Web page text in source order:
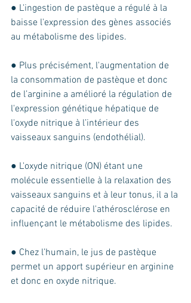
● L'ingestion de pastèque a régulé à la
baisse l'expression des gènes associés
au métabolisme des lipides.
● Plus précisément, l'augmentation de
la consommation de pastèque et donc
de l’arginine a amélioré la régulation de
l'expression génétique hépatique de
l'oxyde nitrique à l’intérieur des
vaisseaux sanguins (endothélial).
● L'oxyde nitrique (ON) étant une
molécule essentielle à la relaxation des
vaisseaux sanguins et à leur tonus, il a la
capacité de réduire l'athérosclérose en
influençant le métabolisme des lipides.
● Chez l’humain, le jus de pastèque
permet un apport supérieur en arginine
et donc en oxyde nitrique.